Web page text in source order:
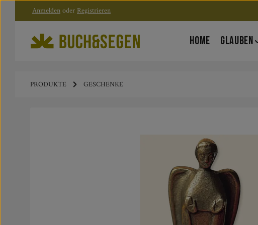
Zum Hauptinhalt springen
Zur Hauptnavigation springen
Anmelden oder Registrieren
HOME GLAUBEN
PRODUKTE GESCHENKE